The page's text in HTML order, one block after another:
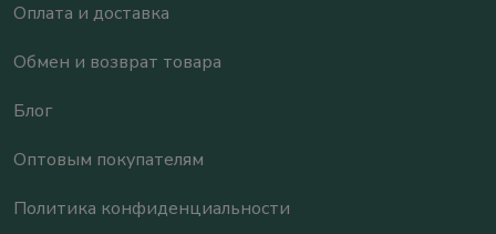
Оплата и доставка
Обмен и возврат товара
Блог
Оптовым покупателям
Политика конфиденциальности